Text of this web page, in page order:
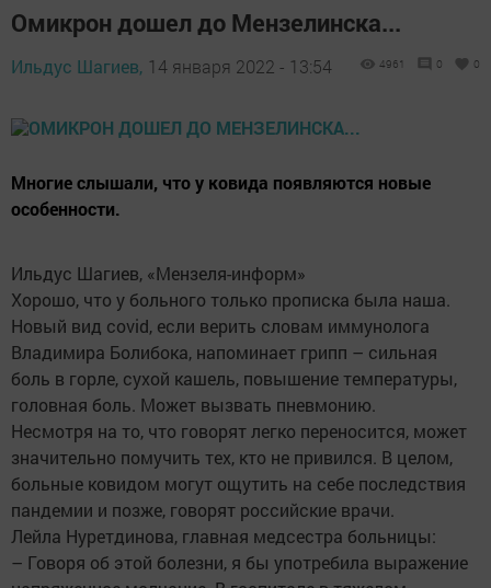
Омикрон дошел до Мензелинска...
Ильдус Шагиев, 14 января 2022 - 13:54 4961 0 0
Многие слышали, что у ковида появляются новые
особенности.
Ильдус Шагиев, «Мензеля-информ»
Хорошо, что у больного только прописка была наша.
Новый вид covid, если верить словам иммунолога
Владимира Болибока, напоминает грипп – сильная
боль в горле, сухой кашель, повышение температуры,
головная боль. Может вызвать пневмонию.
Несмотря на то, что говорят легко переносится, может
значительно помучить тех, кто не привился. В целом,
больные ковидом могут ощутить на себе последствия
пандемии и позже, говорят российские врачи.
Лейла Нуретдинова, главная медсестра больницы:
– Говоря об этой болезни, я бы употребила выражение